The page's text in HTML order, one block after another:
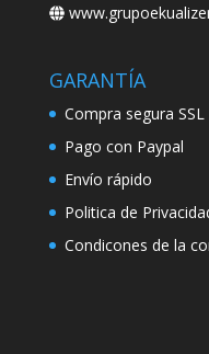
GARANTÍA
Compra segura SSL
Pago con Paypal
Envío rápido
Politica de
Condicones de la